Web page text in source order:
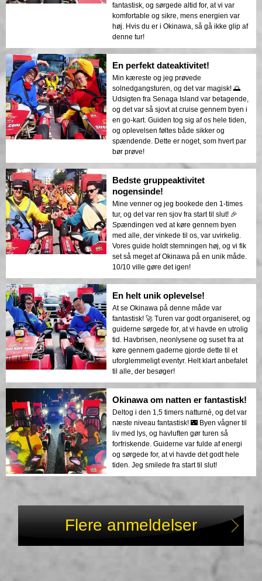
fantastisk, og sørgede altid for, at vi var
komfortable og sikre, mens energien var
høj. Hvis du er i Okinawa, så gå ikke glip af
denne tur!
En perfekt dateaktivitet!
Min kæreste og jeg prøvede
solnedgangsturen, og det var magisk! 🌅
Udsigten fra Senaga Island var betagende,
og det var så sjovt at cruise gennem byen i
en go-kart. Guiden tog sig af os hele tiden,
og oplevelsen føltes både sikker og
spændende. Dette er noget, som hvert par
bør prøve!
Bedste gruppeaktivitet
nogensinde!
Mine venner og jeg bookede den 1-times
tur, og det var ren sjov fra start til slut! 🎉
Spændingen ved at køre gennem byen
med alle, der vinkede til os, var uvirkelig.
Vores guide holdt stemningen høj, og vi fik
set så meget af Okinawa på en unik måde.
10/10 ville gøre det igen!
En helt unik oplevelse!
At se Okinawa på denne måde var
fantastisk! 🚀 Turen var godt organiseret, og
guiderne sørgede for, at vi havde en utrolig
tid. Havbrisen, neonlysene og suset fra at
køre gennem gaderne gjorde dette til et
uforglemmeligt eventyr. Helt klart anbefalet
til alle, der besøger!
Okinawa om natten er fantastisk!
Deltog i den 1,5 timers natturné, og det var
næste niveau fantastisk! 🌃 Byen vågner til
liv med lys, og havluften gør turen så
forfriskende. Guiderne var fulde af energi
og sørgede for, at vi havde det godt hele
tiden. Jeg smilede fra start til slut!
Flere anmeldelser